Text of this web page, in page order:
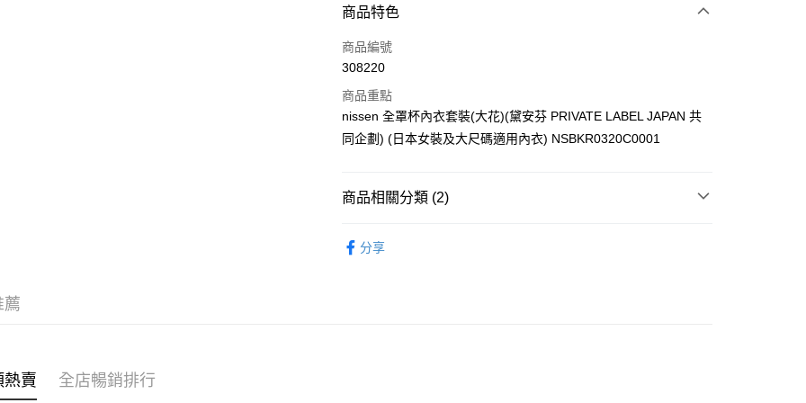
105E／5L
110D／5L 110E／5L 110F／5L 110G／5L
付款方式
信用卡
AlipayHK
PayMe
商品特色
商品編號
308220
商品重點
nissen 全罩杯內衣套裝(大花)(黛安芬 PRIVATE LABEL JAPAN 共
同企劃) (日本女裝及大尺碼適用內衣) NSBKR0320C0001
商品相關分類 (2)
分享
薦
賣 全店暢銷排行